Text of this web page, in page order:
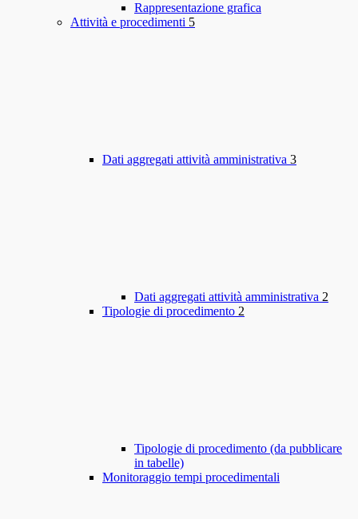
Rappresentazione grafica
Attività e procedimenti 5
Dati aggregati attività amministrativa 3
Dati aggregati attività amministrativa 2
Tipologie di procedimento 2
Tipologie di procedimento (da pubblicare
in tabelle)
Monitoraggio tempi procedimentali